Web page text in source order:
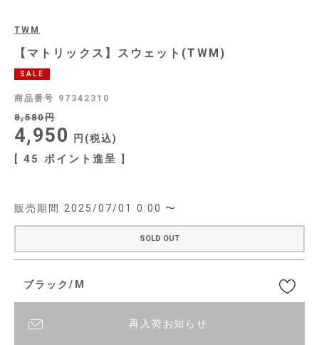
TWM
【マトリックス】スウェット(TWM)
SALE
商品番号 97342310
8,580
4,950 税込
[ 45 ポイント進呈 ]
販売期間 2025/07/01 0:00 〜
SOLD OUT
ブラック/M
再入荷お知らせ